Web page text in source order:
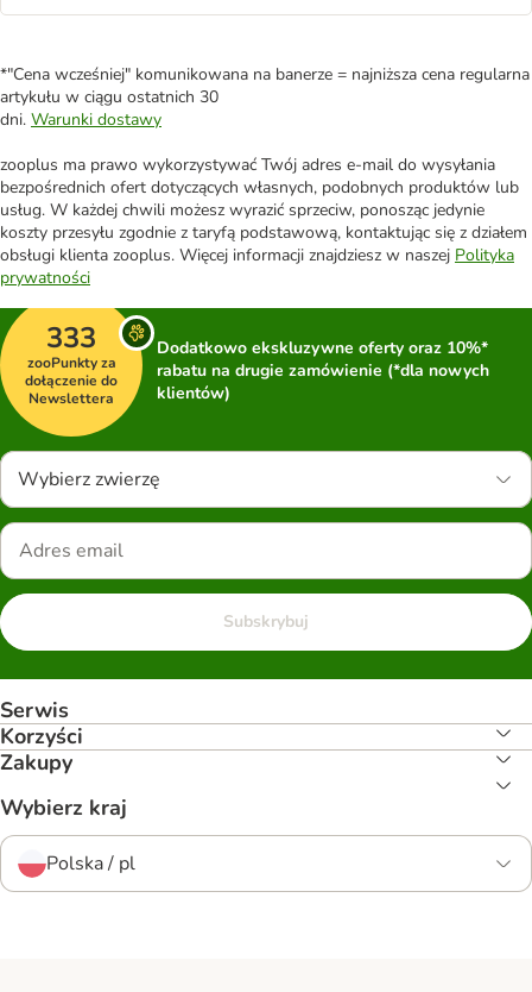
*"Cena wcześniej" komunikowana na banerze = najniższa cena regularna
artykułu w ciągu ostatnich 30
dni. Warunki dostawy
zooplus ma prawo wykorzystywać Twój adres e-mail do wysyłania
bezpośrednich ofert dotyczących własnych, podobnych produktów lub
usług. W każdej chwili możesz wyrazić sprzeciw, ponosząc jedynie
koszty przesyłu zgodnie z taryfą podstawową, kontaktując się z działem
obsługi klienta zooplus. Więcej informacji znajdziesz w naszej Polityka
prywatności
333
zooPunkty za
dołączenie do
Newslettera
Dodatkowo ekskluzywne oferty oraz 10%*
rabatu na drugie zamówienie (*dla nowych
klientów)
Wybierz zwierzę
Subskrybuj
Serwis
Korzyści
Zakupy
Wybierz kraj
Polska / pl